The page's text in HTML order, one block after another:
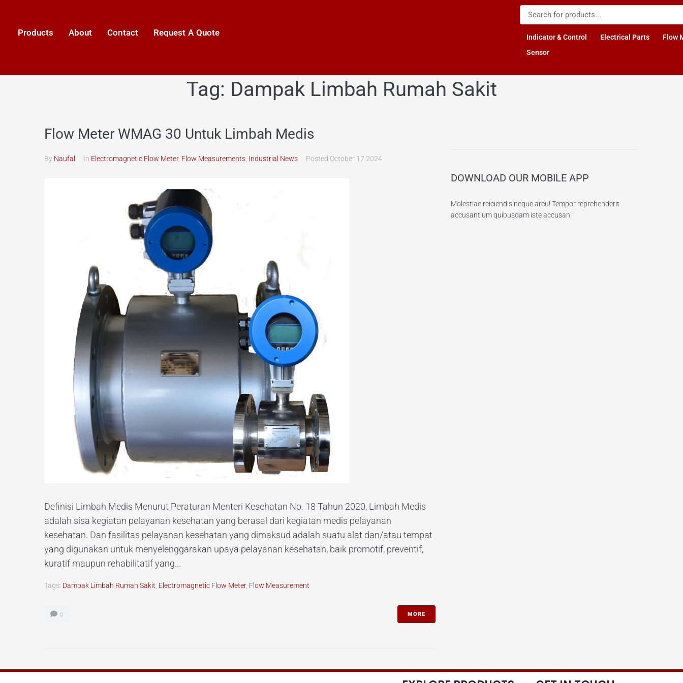
Products About Contact Request A Quote Indicator & Control Electrical Parts
Flow
Sensor
Tag: Dampak Limbah Rumah Sakit
Flow Meter WMAG 30 Untuk Limbah Medis
By Naufal In Electromagnetic Flow Meter, Flow Measurements Industrial News Posted October 17 2024
Definisi Limbah Medis Menurut Peraturan Menteri Kesehatan No. 18 Tahun 2020, Limbah Medis
adalah sisa kegiatan pelayanan kesehatan yang berasal dari kegiatan medis pelayanan
kesehatan. Dan fasilitas pelayanan kesehatan yang dimaksud adalah suatu alat dan/atau tempat
yang digunakan untuk menyelenggarakan upaya pelayanan kesehatan, baik promotif, preventif,
kuratif maupun rehabilitatif yang...
Tags: Dampak Limbah Rumah Sakit Electromagnetic Flow Meter, Flow Measurement
0 MORE
DOWNLOAD OUR MOBILE APP
Molestiae reiciendis neque arcu! Tempor reprehenderit
accusantium quibusdam iste accusan.